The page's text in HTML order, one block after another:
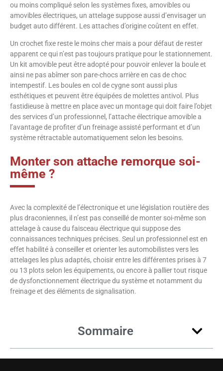
ou moins compliqué selon les systèmes fixes, amovibles ou
amovibles électriques, un attelage suppose aussi d’envisager un
budget auto différent. Les attaches d’origine coûtent en effet.
Un crochet fixe reste le moins cher mais a pour défaut de rester
apparent ce qui n’est pas toujours pratique pour le stationnement.
Un kit amovible peut être adopté pour pouvoir enlever la boule et
ainsi ne pas abîmer son pare-chocs arrière en cas de choc
intempestif. Les boules en col de cygne sont aussi plus
esthétiques et peuvent être équipées de molettes antivol. Plus
fastidieuse à mettre en place avec un montage qui doit faire l’objet
des services d’un professionnel, l’attache électrique amovible a
l’avantage de profiter d’un freinage assisté performant et d’un
système rétractable automatiquement selon les besoins.
Monter son attache remorque soi-
même ?
Avec la complexité de l’électronique et une législation routière des
plus draconiennes, il n’est pas conseillé de monter soi-même son
attelage à cause du faisceau électrique qui suppose des
connaissances techniques précises. Seul un professionnel est en
effet habilité à conseiller et orienter les automobilistes vers les
attelages les plus adaptés, choisir entre les différentes prises à 7
ou 13 plots selon les équipements, ou encore à pallier tout risque
de dysfonctionnement électrique du système et notamment du
freinage et des éléments de signalisation.
Sommaire